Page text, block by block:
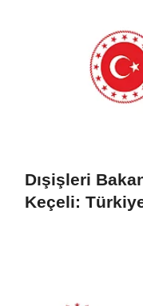
Dışişleri
Keçeli: